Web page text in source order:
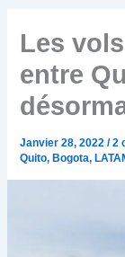
Les
entre
Janvier 28, 2022/2
Quito, Bogota,